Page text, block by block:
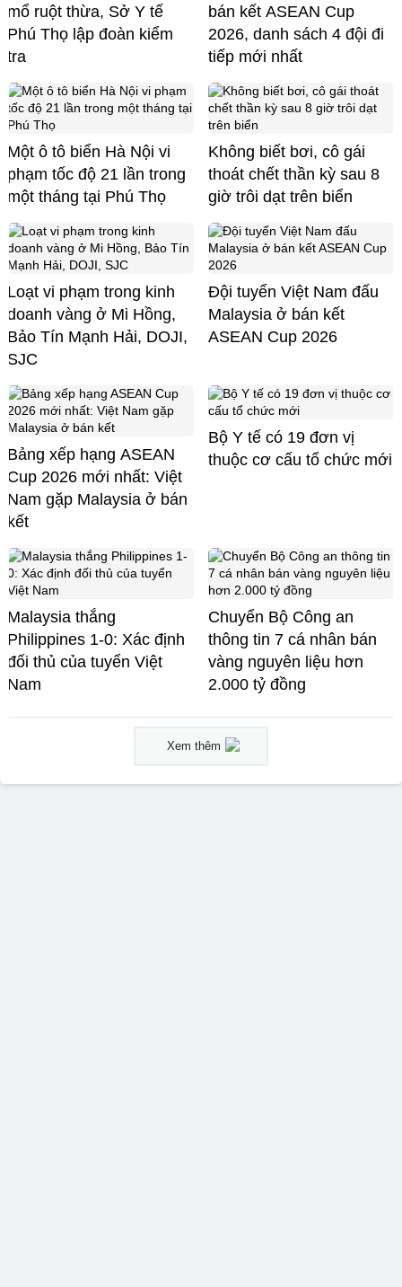
mổ ruột thừa, Sở Y tế
Phú Thọ lập đoàn kiểm
tra
bán kết ASEAN Cup
2026, danh sách 4 đội đi
tiếp mới nhất
Một ô tô biển Hà Nội vi
phạm tốc độ 21 lần trong
một tháng tại Phú Thọ
Không biết bơi, cô gái
thoát chết thần kỳ sau 8
giờ trôi dạt trên biển
Loạt vi phạm trong kinh
doanh vàng ở Mi Hồng,
Bảo Tín Mạnh Hải, DOJI,
SJC
Đội tuyển Việt Nam đấu
Malaysia ở bán kết
ASEAN Cup 2026
Bảng xếp hạng ASEAN
Cup 2026 mới nhất: Việt
Nam gặp Malaysia ở bán
kết
Bộ Y tế có 19 đơn vị
thuộc cơ cấu tổ chức mới
Malaysia thắng
Philippines 1-0: Xác định
đối thủ của tuyển Việt
Nam
Chuyển Bộ Công an
thông tin 7 cá nhân bán
vàng nguyên liệu hơn
2.000 tỷ đồng
Xem thêm